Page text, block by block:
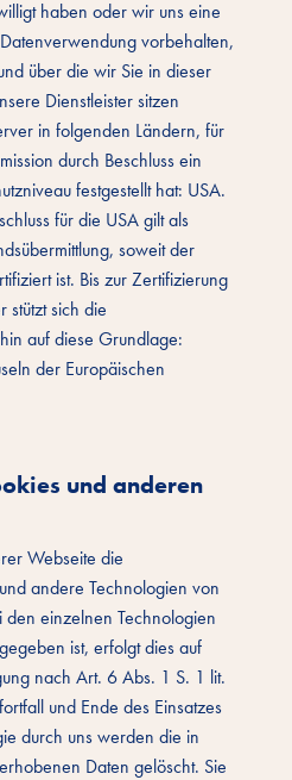
haben oder wir uns eine
vorbehalten,
über die wir Sie in dieser
Dienstleister sitzen
in folgenden Ländern, für
durch Beschluss ein
festgestellt hat: USA.
für die USA gilt als
soweit der
ist. Bis zur Zertifizierung
stützt sich die
auf diese Grundlage:
der Europäischen
und anderen
Webseite die
andere Technologien von
einzelnen Technologien
ist, erfolgt dies auf
nach Art. 6 Abs. 1 S. 1 lit.
und Ende des Einsatzes
durch uns werden die in
Daten gelöscht. Sie